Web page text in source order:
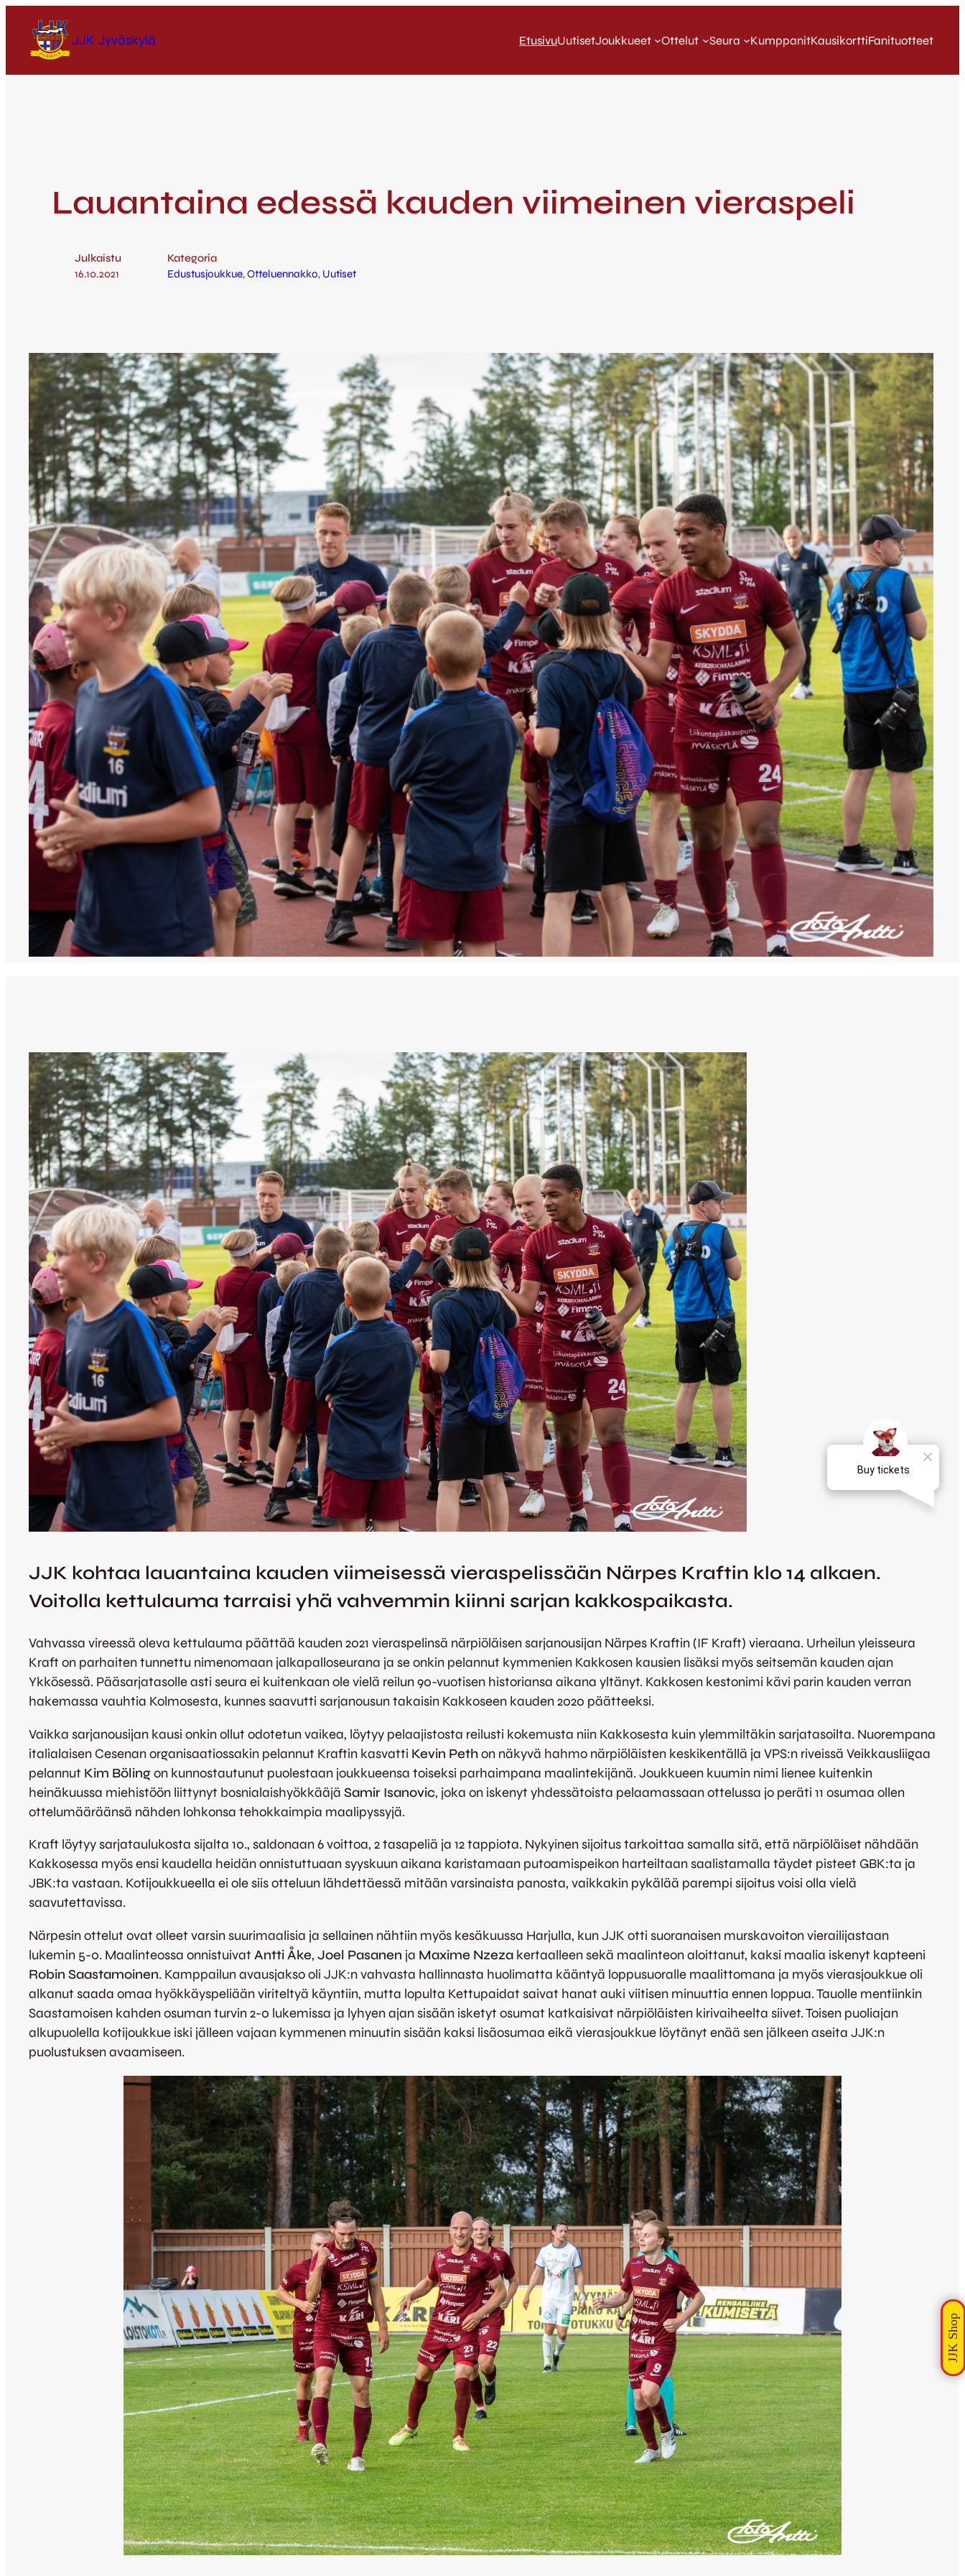
JJK Jyväskylä EtusivuUutisetJoukkueet Ottelut Seura KumppanitKausikorttiFanituotteet
Lauantaina edessä kauden viimeinen vieraspeli
Julkaistu
16.10.2021
Kategoria
Edustusjoukkue, Otteluennakko, Uutiset
JJK kohtaa lauantaina kauden viimeisessä vieraspelissään Närpes Kraftin klo 14 alkaen.
Voitolla kettulauma tarraisi yhä vahvemmin kiinni sarjan kakkospaikasta.
Vahvassa vireessä oleva kettulauma päättää kauden 2021 vieraspelinsä närpiöläisen sarjanousijan Närpes Kraftin (IF Kraft) vieraana. Urheilun yleisseura
Kraft on parhaiten tunnettu nimenomaan jalkapalloseurana ja se onkin pelannut kymmenien Kakkosen kausien lisäksi myös seitsemän kauden ajan
Ykkösessä. Pääsarjatasolle asti seura ei kuitenkaan ole vielä reilun 90-vuotisen historiansa aikana yltänyt. Kakkosen kestonimi kävi parin kauden verran
hakemassa vauhtia Kolmosesta, kunnes saavutti sarjanousun takaisin Kakkoseen kauden 2020 päätteeksi.
Vaikka sarjanousijan kausi onkin ollut odotetun vaikea, löytyy pelaajistosta reilusti kokemusta niin Kakkosesta kuin ylemmiltäkin sarjatasoilta. Nuorempana
italialaisen Cesenan organisaatiossakin pelannut Kraftin kasvatti Kevin Pethon näkyvä hahmo närpiöläisten keskikentällä ja VPS:n riveissä Veikkausliigaa
pelannut Kim Bölingon kunnostautunut puolestaan joukkueensa toiseksi parhaimpana maalintekijänä. Joukkueen kuumin nimi lienee kuitenkin
heinäkuussa miehistöön liittynyt bosnialaishyökkääjä Samir Isanovic, joka on iskenyt yhdessätoista pelaamassaan ottelussa jo peräti 11 osumaa ollen
ottelumääräänsä nähden lohkonsa tehokkaimpia maalipyssyjä.
Kraft löytyy sarjataulukosta sijalta 10., saldonaan 6 voittoa, 2 tasapeliä ja 12 tappiota. Nykyinen sijoitus tarkoittaa samalla sitä, että närpiöläiset nähdään
Kakkosessa myös ensi kaudella heidän onnistuttuaan syyskuun aikana karistamaan putoamispeikon harteiltaan saalistamalla täydet pisteet GBK:ta ja
JBK:ta vastaan. Kotijoukkueella ei ole siis otteluun lähdettäessä mitään varsinaista panosta, vaikkakin pykälää parempi sijoitus voisi olla vielä
saavutettavissa.
Närpesin ottelut ovat olleet varsin suurimaalisia ja sellainen nähtiin myös kesäkuussa Harjulla, kun JJK otti suoranaisen murskavoiton vierailijastaan
lukemin 5-0. Maalinteossa onnistuivat Antti Åke, Joel Pasanen ja Maxime Nzeza kertaalleen sekä maalinteon aloittanut, kaksi maalia iskenyt kapteeni
Robin Saastamoinen. Kamppailun avausjakso oli JJK:n vahvasta hallinnasta huolimatta kääntyä loppusuoralle maalittomana ja myös vierasjoukkue oli
alkanut saada omaa hyökkäyspeliään viriteltyä käyntiin, mutta lopulta Kettupaidat saivat hanat auki viitisen minuuttia ennen loppua. Tauolle mentiinkin
Saastamoisen kahden osuman turvin 2-0 lukemissa ja lyhyen ajan sisään isketyt osumat katkaisivat närpiöläisten kirivaiheelta siivet. Toisen puoliajan
alkupuolella kotijoukkue iski jälleen vajaan kymmenen minuutin sisään kaksi lisäosumaa eikä vierasjoukkue löytänyt enää sen jälkeen aseita JJK:n
puolustuksen avaamiseen.